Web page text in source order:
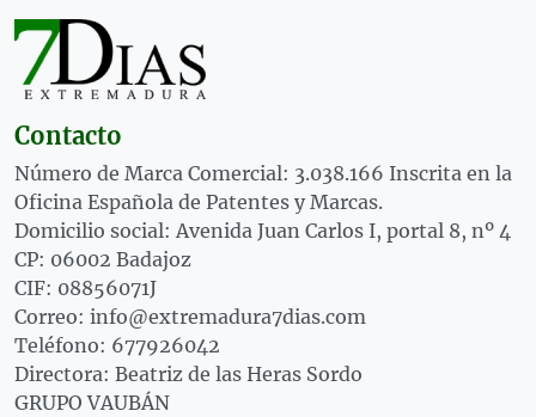
Contacto
Número de Marca Comercial: 3.038.166 Inscrita en la
Oficina Española de Patentes y Marcas.
Domicilio social: Avenida Juan Carlos I, portal 8, nº 4
CP: 06002 Badajoz
CIF: 08856071J
Correo: info@extremadura7dias.com
Teléfono: 677926042
Directora: Beatriz de las Heras Sordo
GRUPO VAUBÁN